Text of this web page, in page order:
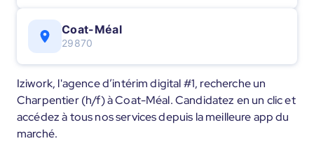
Coat-Méal
29870
Iziwork, l'agence d’intérim digital #1, recherche un
Charpentier (h/f) à Coat-Méal. Candidatez en un clic et
accédez à tous nos services depuis la meilleure app du
marché.